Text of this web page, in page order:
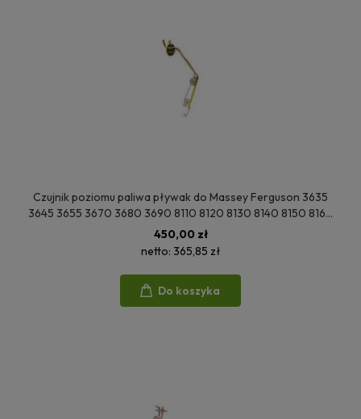
Czujnik poziomu paliwa pływak do Massey Ferguson 3635
3645 3655 3670 3680 3690 8110 8120 8130 8140 8150 8160
8210 8220 3582876M1
450,00 zł
netto: 365,85 zł
Do koszyka